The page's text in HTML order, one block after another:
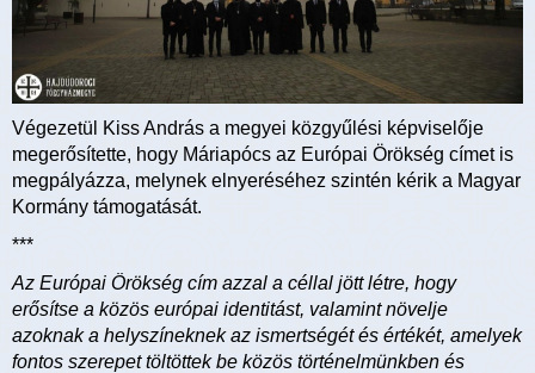
Végezetül Kiss András a megyei közgyűlési képviselője
megerősítette, hogy Máriapócs az Európai Örökség címet is
megpályázza, melynek elnyeréséhez szintén kérik a Magyar
Kormány támogatását.
***
Az Európai Örökség cím azzal a céllal jött létre, hogy
erősítse a közös európai identitást, valamint növelje
azoknak a helyszíneknek az ismertségét és értékét, amelyek
fontos szerepet töltöttek be közös történelmünkben és